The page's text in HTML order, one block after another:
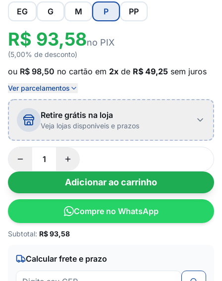
EG G M P PP
R$ 93,58no PIX
(5,00% de desconto)
ou R$ 98,50 no cartão em 2x de R$ 49,25 sem juros
Ver parcelamentos
Retire grátis na loja
Veja lojas disponíveis e prazos
Adicionar ao carrinho
Compre no WhatsApp
Subtotal: R$93,58
Calcular frete e prazo